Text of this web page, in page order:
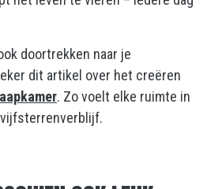
doortrekken naar je
dit artikel over het creëren
. Zo voelt elke ruimte in